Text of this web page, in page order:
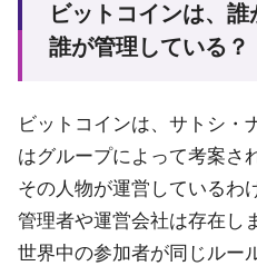
ビットコインは、
誰が管理している？
ビットコインは、サトシ・
はグループによって考案さ
その人物が運営しているわ
管理者や運営会社は存在し
世界中の参加者が同じルー